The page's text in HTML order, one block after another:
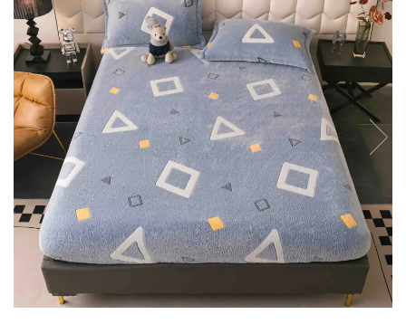
Lenjerii Creponate
Lenjerii de finet Iprimate Digital
Lenjerii de pat Bumbac 100%
Lenjerii de pat Finet + 2 Draperii
Lenjerii de pat Saten 4 piese cu
elastic